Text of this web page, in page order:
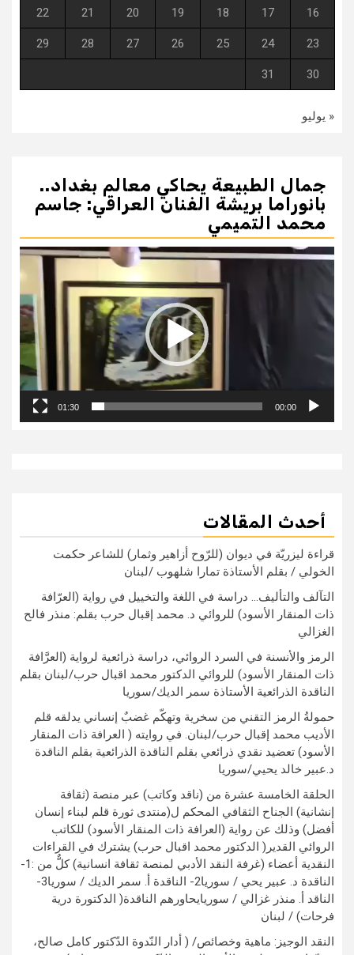
16
17
18
19
20
21
22
23
24
25
26
27
28
29
30
31
« يوليو
جمال الطبيعة يحاكي معالم بغداد..
بانوراما بريشة الفنان العراقي: جاسم
محمد التميمي
مشغل
00:00
01:30
أحدث المقالات
قراءة ليزريّة في ديوان (للرّوح أزاهير وثمار) للشاعر حكمت
الخولي / بقلم الأستاذة تمارا شلهوب /لبنان
التآلف والتأليف… دراسة في اللغة والتخييل في رواية (العرّافة
ذات المنقار الأسود) للروائي د. محمد إقبال حرب بقلم: منذر فالح
الغزالي
الرمز والأنسنة في السرد الروائي، دراسة ذرائعية لرواية (العرَّافة
ذات المنقار الأسود) للروائي الدكتور محمد اقبال حرب/لبنان بقلم
الناقدة الذرائعية الأستاذة سمر الديك/سوريا
حمولةُ الرمز التقني من سخرية وتهكّم غضبٌ إنساني يدلقه قلم
الأديب محمد إقبال حرب/لبنان. في روايته ( العرافة ذات المنقار
الأسود) تعضيد نقدي ذرائعي بقلم الناقدة الذرائعية بقلم الناقدة
د.عبير خالد يحيي/سوريا
الحلقة الخامسة عشرة من (ناقد وكاتب) عبر منصة (ثقافة
إنشانية) الجناح الثقافي المحكم ل(منتدى ثورة قلم لبناء إنسان
أفضل) وذلك عن رواية (العرافة ذات المنقار الأسود) للكاتب
الروائي القدير( الدكتور محمد اقبال حرب) يشترك في القراءات
النقدية أعضاء (غرفة النقد الأدبي لمنصة ثقافة انسانية) كلٌّ من :1-
الناقدة د. عبير يحي / سوريا2- الناقدة أ. سمر الديك / سوريا3-
الناقد أ. منذر غزالي / سوريايحاورهم الناقدة( الدكتورة درية
فرحات) / لبنان
النقد الوجيز: ماهية وخصائص/ ( أدار النّدوة الدّكتور كامل صالح،